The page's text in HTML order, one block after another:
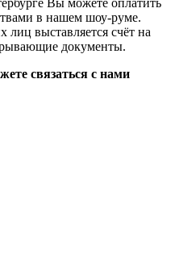
в нашем шоу-руме.
лиц выставляется счёт на
документы.
связаться с нами